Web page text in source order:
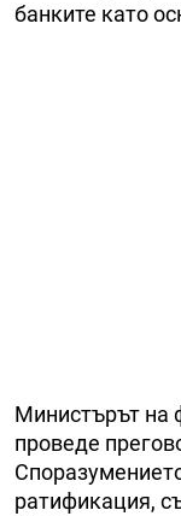
банките като
Министърът на
проведе
ратификация,